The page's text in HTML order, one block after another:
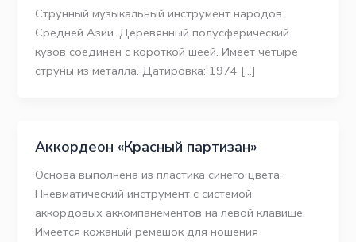
Струнный музыкальный инструмент народов
Средней Азии. Деревянный полусферический
кузов соединен с короткой шеей. Имеет четыре
струны из металла. Датировка: 1974 […]
Аккордеон «Красный партизан»
Основа выполнена из пластика синего цвета.
Пневматический инструмент с системой
аккордовых аккомпанементов на левой клавише.
Имеется кожаный ремешок для ношения